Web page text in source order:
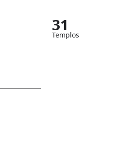
31
Templos